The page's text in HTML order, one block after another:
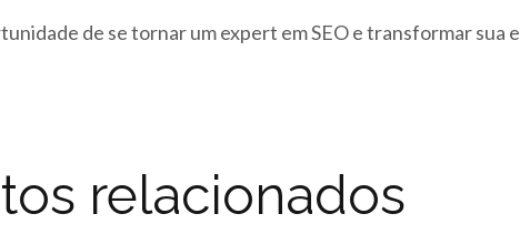
de se tornar um expert em SEO e transformar
relacionados